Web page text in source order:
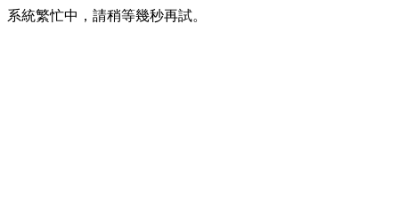
系統繁忙中，請稍等幾秒再試。